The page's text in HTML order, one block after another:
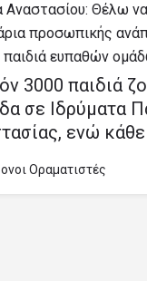
Αναστασίου: Θέλω
προσωπικής
παιδιά ευπαθών
3000 παιδιά
σε Ιδρύματα
ενώ
Οραματιστές